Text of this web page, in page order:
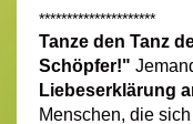
*********************
Tanze den Tanz
Schöpfer!"
Liebeserklärung
Menschen, die